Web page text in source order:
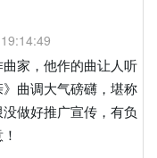
家，他作的曲让人听
曲调大气磅礴，堪称
做好推广宣传，有负